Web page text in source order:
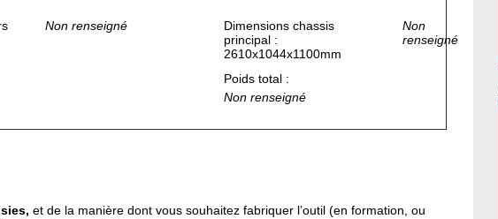
Non renseigné
Dimensions chassis
principal :
2610x1044x1100mm
Poids total :
Non renseigné
Non
renseigné
et de la manière dont vous souhaitez fabriquer l’outil (en formation, ou